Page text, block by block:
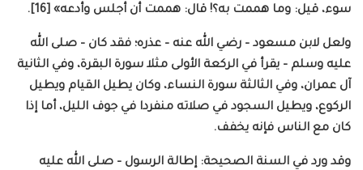
سوء، قيل: وما هممت به؟! قال: هممت أن أجلس وأدعه» [16].
ولعل لابن مسعود – رضي الله عنه – عذره؛ فقد كان – صلى الله
عليه وسلم – يقرأ في الركعة الأولى مثلا سورة البقرة، وفي الثانية
آل عمران، وفي الثالثة سورة النساء، وكان يطيل القيام ويطيل
الركوع، ويطيل السجود في صلاته منفردا في جوف الليل، أما إذا
كان مع الناس فإنه يخفف.
وقد ورد في السنة الصحيحة: إطالة الرسول – صلى الله عليه